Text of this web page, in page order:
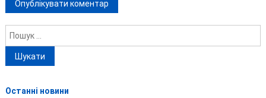
Пошук:
Останні новини